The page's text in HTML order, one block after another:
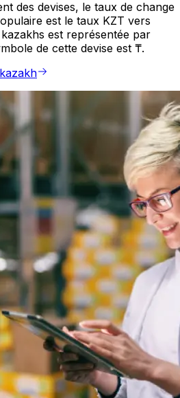
des devises, le taux de change
est le taux KZT vers
est représentée par
de cette devise est ₸.